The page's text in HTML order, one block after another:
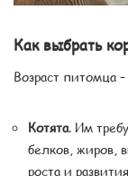
Как выбрать
Возраст питомца
Котята. Им
белков, жиров,
роста и